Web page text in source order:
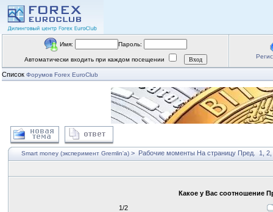
Имя: Пароль:
Автоматически входить при каждом посещении
Список Форумов Forex EuroClub
Smart money (эксперимент Gremlin'a) > Рабочие моменты На страницу Пред. 1 2
Какое у Вас соотношение
1/2